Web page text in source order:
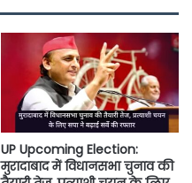
UP Upcoming Election:
मुरादाबाद में विधानसभा चुनाव की